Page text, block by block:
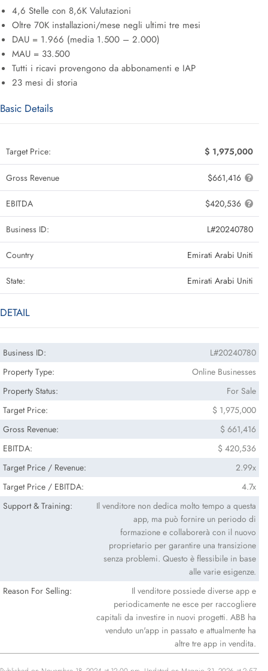
4,6 Stelle con 8,6K Valutazioni
Oltre 70K installazioni/mese negli ultimi tre mesi
DAU = 1.966 (media 1.500 – 2.000)
MAU = 33.500
Tutti i ricavi provengono da abbonamenti e IAP
23 mesi di storia
Basic Details
Target Price: $ 1,975,000
Gross Revenue $661,416
EBITDA $420,536
Business ID: L#20240780
Country Emirati Arabi Uniti
State: Emirati Arabi Uniti
DETAIL
Business ID:
L#20240780
Property Type:
Online Businesses
Property Status:
For Sale
Target Price:
$ 1,975,000
Gross Revenue:
$ 661,416
EBITDA:
$ 420,536
Target Price / Revenue:
2.99x
Target Price / EBITDA:
4.7x
Support & Training:
Il venditore non dedica molto tempo a questa
app, ma può fornire un periodo di
formazione e collaborerà con il nuovo
proprietario per garantire una transizione
senza problemi. Questo è flessibile in base
alle varie esigenze.
Reason For Selling:
Il venditore possiede diverse app e
periodicamente ne esce per raccogliere
capitali da investire in nuovi progetti. ABB ha
venduto un'app in passato e attualmente ha
altre tre app in vendita.